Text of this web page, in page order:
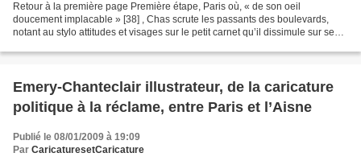
Retour à la première page Première étape, Paris où, « de son oeil
doucement implacable » [38] , Chas scrute les passants des boulevards,
notant au stylo attitudes et visages sur le petit carnet qu’il dissimule sur ses
Emery-Chanteclair illustrateur, de la caricature
politique à la réclame, entre Paris et l’Aisne
Publié le 08/01/2009 à 19:09
Par CaricaturesetCaricature